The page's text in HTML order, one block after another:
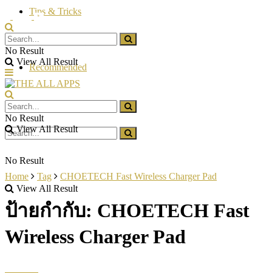
Tips & Tricks
Freebies
Recommended
No Result
View All Result
No Result
View All Result
No Result
View All Result
Home Tag CHOETECH Fast Wireless Charger Pad
ป้ายกำกับ: CHOETECH Fast
Wireless Charger Pad